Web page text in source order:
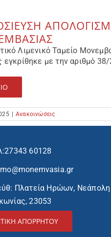
Λιμενικό Ταμείο
εγκρίθηκε με την αριθμό
| Ανακοινώσεις
27343 60128
Πλατεία Ηρώων, Νεάπολη
23053
ΑΠΟΡΡΗΤΟΥ